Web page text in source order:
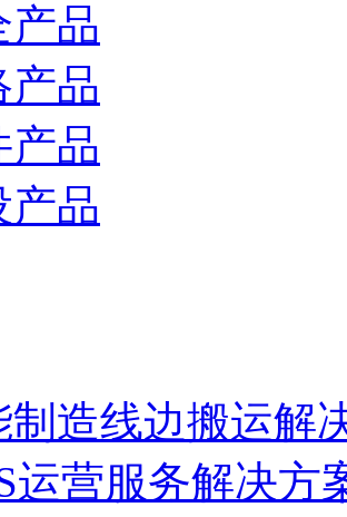
产品
产品
产品
产品
制造线边搬运解
运营服务解决方